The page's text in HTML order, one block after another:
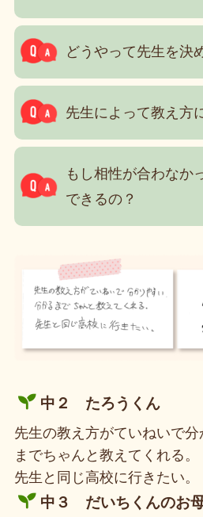
どうやって先生を決
先生によって教え方
もし相性が合わなか
できるの？
中２ たろうくん
先生の教え方がていねいで
までちゃんと教えてくれる。
先生と同じ高校に行きたい。
中３ だいちくんのお